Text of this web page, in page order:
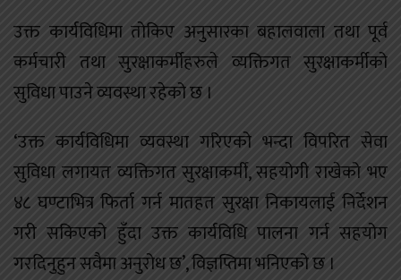
उक्त कार्यविधिमा तोकिए अनुसारका बहालवाला तथा पूर्व
कर्मचारी तथा सुरक्षाकर्मीहरुले व्यक्तिगत सुरक्षाकर्मीको
सुविधा पाउने व्यवस्था रहेको छ ।
‘उक्त कार्यविधिमा व्यवस्था गरिएको भन्दा विपरित सेवा
सुविधा लगायत व्यक्तिगत सुरक्षाकर्मी, सहयोगी राखेको भए
४८ घण्टाभित्र फिर्ता गर्न मातहत सुरक्षा निकायलाई निर्देशन
गरी सकिएको हुँदा उक्त कार्यविधि पालना गर्न सहयोग
गरदिनुहुन सवैमा अनुरोध छ’, विज्ञप्तिमा भनिएको छ ।